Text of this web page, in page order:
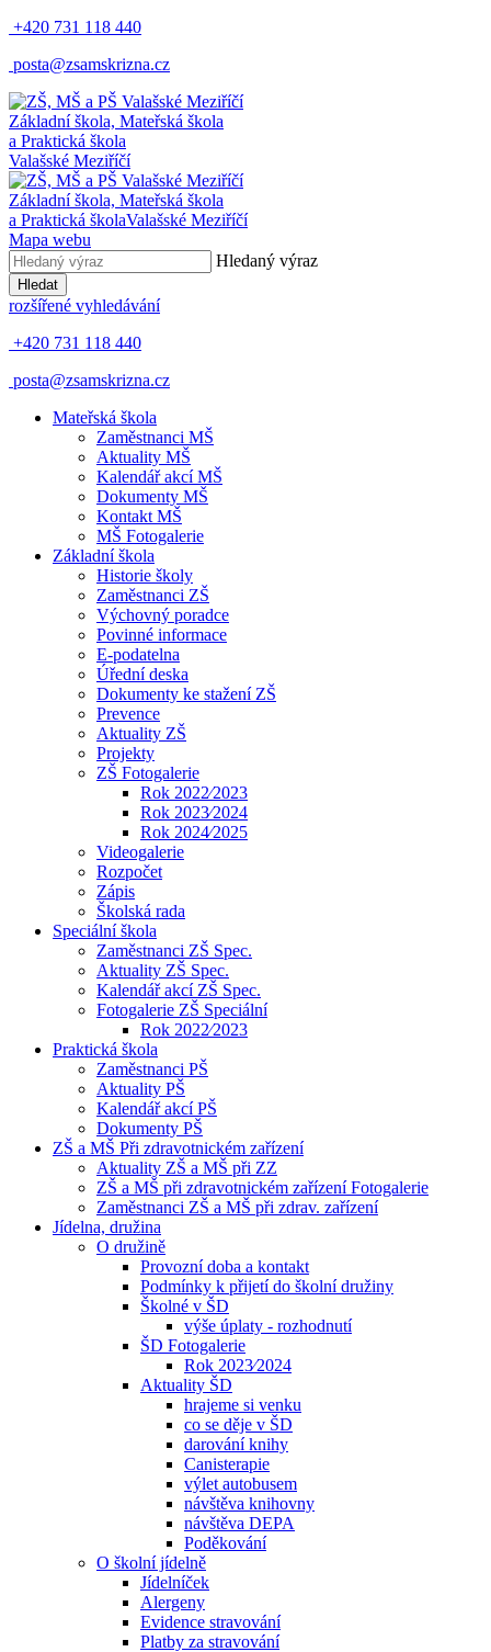
+420 731 118 440
posta@zsamskrizna.cz
Základní škola, Mateřská škola
a Praktická škola
Valašské Meziříčí
Základní škola, Mateřská škola
a Praktická školaValašské Meziříčí
Mapa webu
Hledaný výraz
Hledat
rozšířené vyhledávání
+420 731 118 440
posta@zsamskrizna.cz
Mateřská škola
Zaměstnanci MŠ
Aktuality MŠ
Kalendář akcí MŠ
Dokumenty MŠ
Kontakt MŠ
MŠ Fotogalerie
Základní škola
Historie školy
Zaměstnanci ZŠ
Výchovný poradce
Povinné informace
E-podatelna
Úřední deska
Dokumenty ke stažení ZŠ
Prevence
Aktuality ZŠ
Projekty
ZŠ Fotogalerie
Rok 2022⁄2023
Rok 2023⁄2024
Rok 2024⁄2025
Videogalerie
Rozpočet
Zápis
Školská rada
Speciální škola
Zaměstnanci ZŠ Spec.
Aktuality ZŠ Spec.
Kalendář akcí ZŠ Spec.
Fotogalerie ZŠ Speciální
Rok 2022⁄2023
Praktická škola
Zaměstnanci PŠ
Aktuality PŠ
Kalendář akcí PŠ
Dokumenty PŠ
ZŠ a MŠ Při zdravotnickém zařízení
Aktuality ZŠ a MŠ při ZZ
ZŠ a MŠ při zdravotnickém zařízení Fotogalerie
Zaměstnanci ZŠ a MŠ při zdrav. zařízení
Jídelna, družina
O družině
Provozní doba a kontakt
Podmínky k přijetí do školní družiny
Školné v ŠD
výše úplaty - rozhodnutí
ŠD Fotogalerie
Rok 2023⁄2024
Aktuality ŠD
hrajeme si venku
co se děje v ŠD
darování knihy
Canisterapie
výlet autobusem
návštěva knihovny
návštěva DEPA
Poděkování
O školní jídelně
Jídelníček
Alergeny
Evidence stravování
Platby za stravování